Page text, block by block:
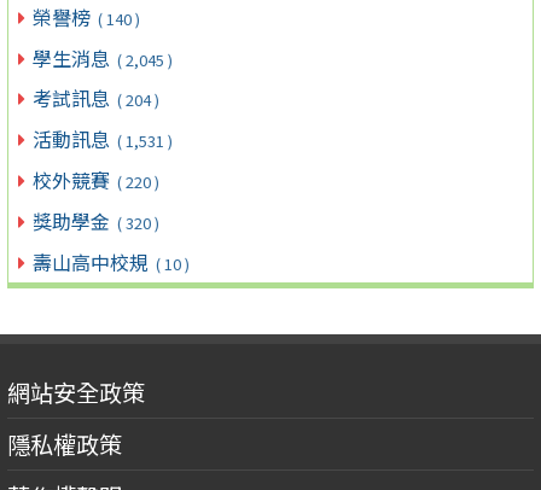
榮譽榜 ( 140 )
學生消息 ( 2,045 )
考試訊息 ( 204 )
活動訊息 ( 1,531 )
校外競賽 ( 220 )
獎助學金 ( 320 )
壽山高中校規 ( 10 )
網站安全政策
隱私權政策